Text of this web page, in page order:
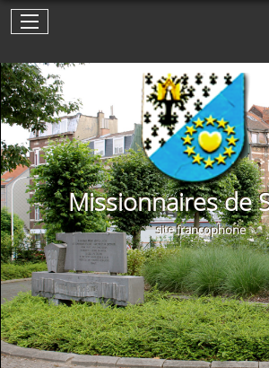
Missionnaires de
site francophone